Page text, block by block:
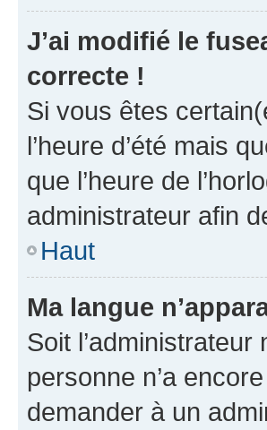
J’ai modifié le
correcte !
Si vous êtes
l’heure d’été mais
que l’heure de
administrateur afin
Haut
Ma langue
Soit
personne n’a
demander à un